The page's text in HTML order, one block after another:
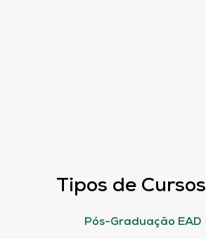
Tipos de Cursos
Pós-Graduação EAD